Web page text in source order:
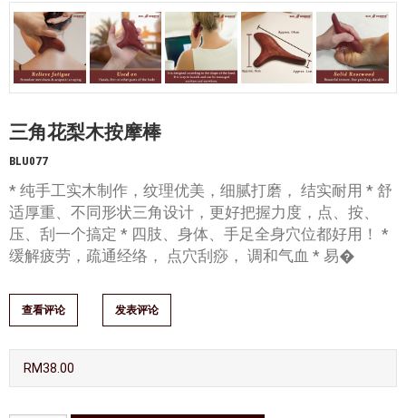
三角花梨木按摩棒
BLU077
* 纯手工实木制作，纹理优美，细腻打磨， 结实耐用 * 舒
适厚重、不同形状三角设计，更好把握力度，点、按、
压、刮一个搞定 * 四肢、身体、手足全身穴位都好用！ *
缓解疲劳，疏通经络， 点穴刮痧， 调和气血 * 易�
查看评论 发表评论
RM38.00